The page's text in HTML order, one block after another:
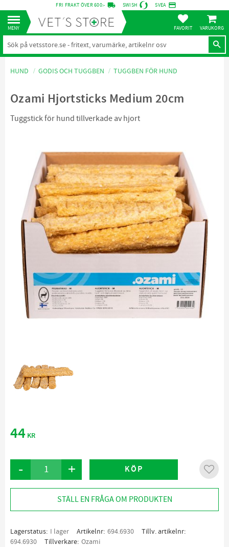
Meny
FRI FRAKT ÖVER 600:- local_shipping SWISH SVEA credit_card
FAVORITER
HUND GODIS OCH TUGGBEN TUGGBEN FÖR HUND
Ozami Hjortsticks Medium 20cm
Tuggstick för hund tillverkade av hjort
44 KR
+
- KÖP Lägg
STÄLL EN FRÅGA OM PRODUKTEN
Lagerstatus I lager Artikelnr 694.6930
Tillv. artikelnr
694.6930
Tillverkare Ozami